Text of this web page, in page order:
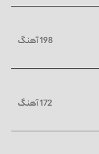
198 آهنگ
172 آهنگ